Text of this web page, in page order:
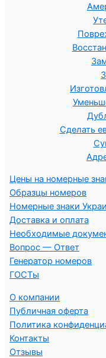
Сделать
Цены на номерные
Образцы номеров
Номерные знаки
Доставка и оплата
Необходимые
Вопрос — Ответ
Генератор номеров
ГОСТы
О компании
Публичная оферта
Политика
Контакты
Отзывы